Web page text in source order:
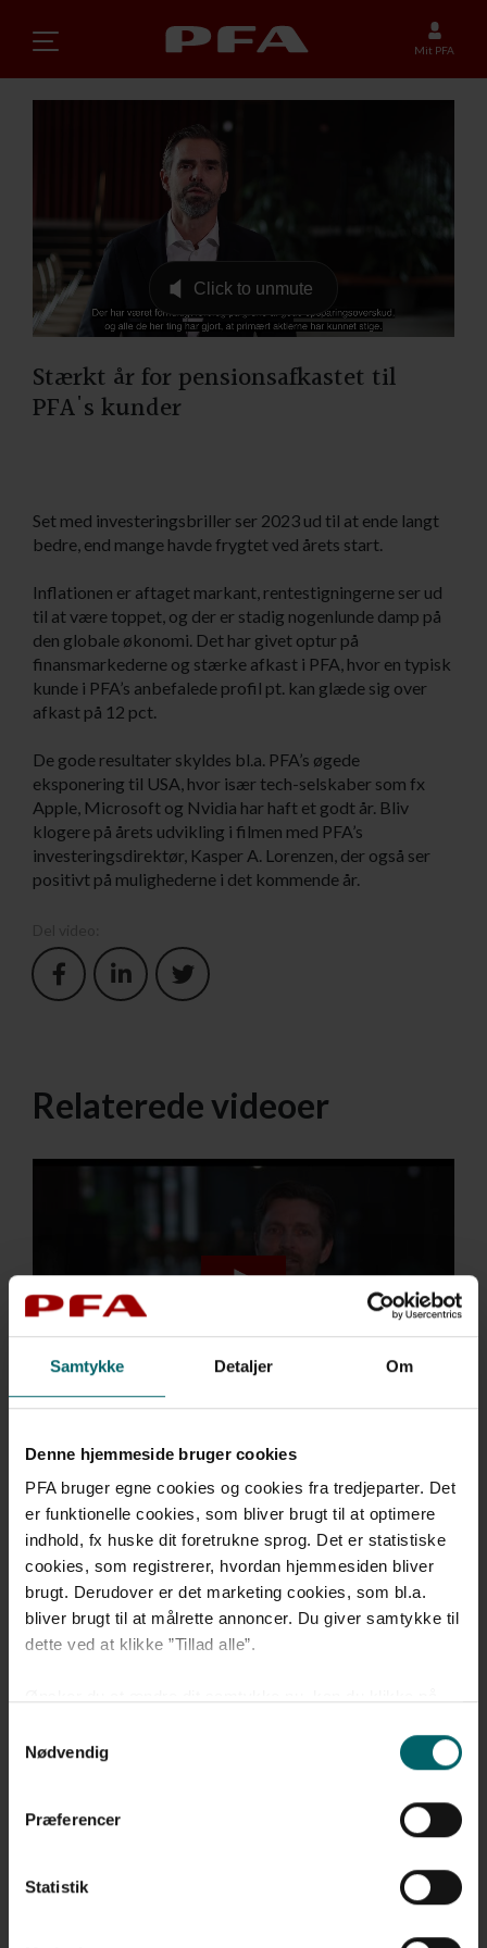
Samtykke Detaljer Om
Denne hjemmeside bruger cookies
PFA bruger egne cookies og cookies fra tredjeparter. Det
er funktionelle cookies, som bliver brugt til at optimere
indhold, fx huske dit foretrukne sprog. Det er statistiske
cookies, som registrerer, hvordan hjemmesiden bliver
brugt. Derudover er det marketing cookies, som bl.a.
bliver brugt til at målrette annoncer. Du giver samtykke til
dette ved at klikke ”Tillad alle”.
fortryder dit valg, kan du altid gå til ”Administrér cookie
samtykke” i bunden af siden og foretage en ændring.
Læs mere om vores
behandling af
Nødvendig
Præferencer
Statistik
Mit PFA
Stærkt år for pensionsafkastet til
PFA's kunder
Set med investeringsbriller ser 2023 ud til at ende langt
bedre, end mange havde frygtet ved årets start.
Inflationen er aftaget markant, rentestigningerne ser ud
til at være toppet, og der er stadig nogenlunde damp på
den globale økonomi. Det har givet optur på
finansmarkederne og stærke afkast i PFA, hvor en typisk
kunde i PFA’s anbefalede profil pt. kan glæde sig over
afkast på 12 pct.
De gode resultater skyldes bl.a. PFA’s øgede
eksponering til USA, hvor især tech-selskaber som fx
Apple, Microsoft og Nvidia har haft et godt år. Bliv
klogere på årets udvikling i filmen med PFA’s
investeringsdirektør, Kasper A. Lorenzen, der også ser
positivt på mulighederne i det kommende år.
Relaterede videoer
PFA Årsrapport 2022